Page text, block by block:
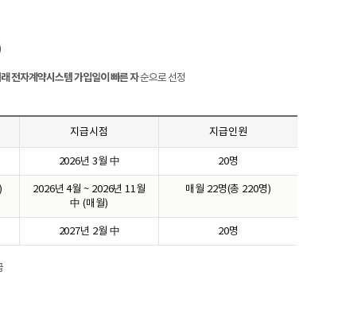
전자계약시스템 가입일이 빠른 자순으로 선정
지급시점 지급인원
2026년 3월 中 20명
2026년 4월 ~ 2026년 11월
中 (매월)
매월 22명(총 220명)
2027년 2월 中 20명